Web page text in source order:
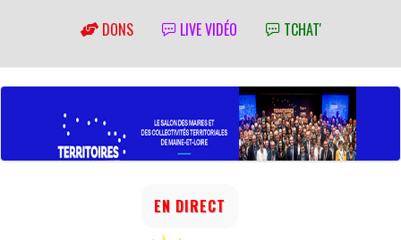
DONS LIVE VIDÉO TCHAT'
EN DIRECT